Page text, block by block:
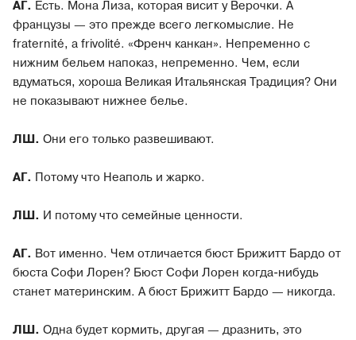
АГ. Есть. Мона Лиза, которая висит у Верочки. А
французы — это прежде всего легкомыслие. Не
fraternité, а frivolité. «Френч канкан». Непременно с
нижним бельем напоказ, непременно. Чем, если
вдуматься, хороша Великая Итальянская Традиция? Они
не показывают нижнее белье.
ЛШ. Они его только развешивают.
АГ. Потому что Неаполь и жарко.
ЛШ. И потому что семейные ценности.
АГ. Вот именно. Чем отличается бюст Брижитт Бардо от
бюста Софи Лорен? Бюст Софи Лорен когда-нибудь
станет материнским. А бюст Брижитт Бардо — никогда.
ЛШ. Одна будет кормить, другая — дразнить, это